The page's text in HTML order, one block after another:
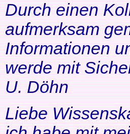
Durch einen
aufmerksam
Informationen
werde mit
U. Döhn
Liebe